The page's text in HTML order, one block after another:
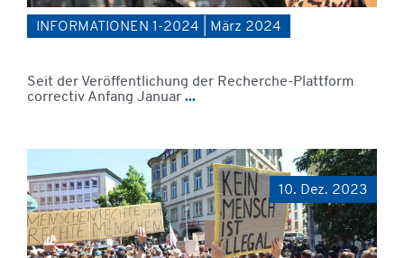
INFORMATIONEN 1-2024 | März 2024
Seit der Veröffentlichung der Recherche-Plattform
correctiv Anfang Januar ...
10. Dez. 2023